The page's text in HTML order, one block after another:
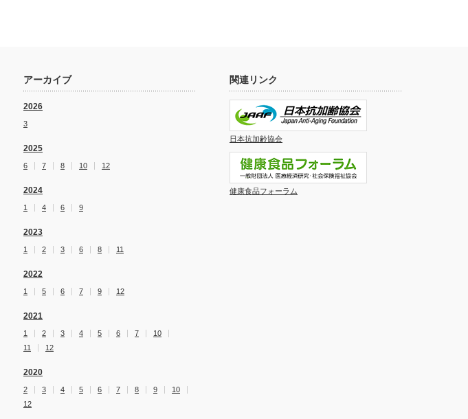
アーカイブ
2026
3
2025
6 7 8 10 12
2024
1 4 6 9
2023
1 2 3 6 8 11
2022
1 5 6 7 9 12
2021
1 2 3 4 5 6 7
10
11
12
2020
2 3 4 5 6 7 8 9
10
12
関連リンク
日本抗加齢協会
健康食品フォーラム